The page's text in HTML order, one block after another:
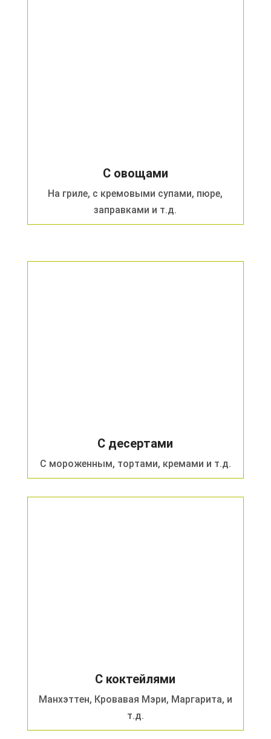
С овощами
На гриле, с кремовыми супами, пюре,
заправками и т.д.
С десертами
С мороженным, тортами, кремами и т.д.
С коктейлями
Манхэттен, Кровавая Мэри, Маргарита, и
т.д.